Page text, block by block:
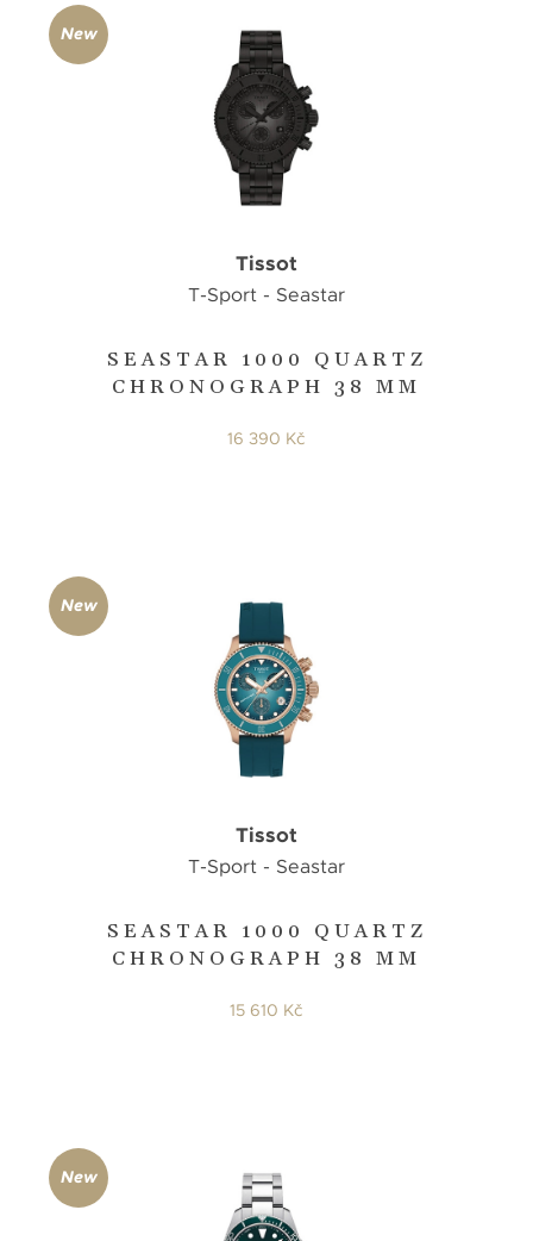
SEASTAR 1000 QUARTZ
CHRONOGRAPH 38 MM
Tissot
T-Sport - Seastar
16 390 Kč
New
SEASTAR 1000 QUARTZ
CHRONOGRAPH 38 MM
Tissot
T-Sport - Seastar
15 610 Kč
New
New